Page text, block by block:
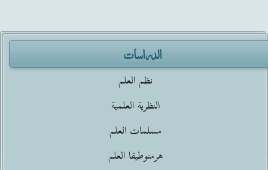
الدراسات
نظم العلم
النظرية العلمية
مسلمات العلم
هرمنوطيقا العلم